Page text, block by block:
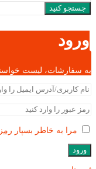
جستجو کنید
ورود
به سفارشات، لیست
مرا به خاطر بسپار
ورود